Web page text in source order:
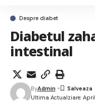
Despre diabet
Diabetul
intestinal
Ultima Actualziare:
ByAdmin